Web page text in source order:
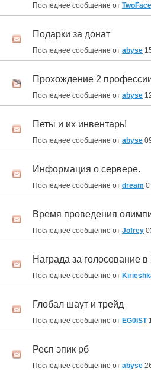
Последнее сообщение от TwoFace
Подарки за донат
Последнее сообщение от abyse
Прохождение 2
Последнее сообщение от abyse
Петы и их инвентарь!
Последнее сообщение от abyse
Информация о сервере.
Последнее сообщение от dream
Время проведения
Последнее сообщение от Jofrey
Награда за голосование в
Последнее сообщение от
Глобал шаут и трейд
Последнее сообщение от EG0IST
Респ эпик рб
Последнее сообщение от abyse